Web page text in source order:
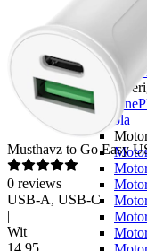
OnePlus
Motorola
Musthavz to Go Easy
0 reviews
USB-A, USB-C
|
Wit
14,95